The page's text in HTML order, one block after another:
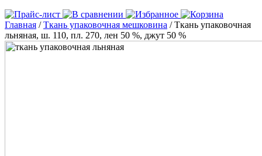
Главная /Ткань упаковочная мешковина / Ткань упаковочная
льняная, ш. 110, пл. 270, лен 50 %, джут 50 %